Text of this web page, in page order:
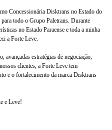
Concessionária Disktrans no Estado do
todo o Grupo Paletrans. Durante
no Estado Paraense e toda a minha
a Forte Leve.
avançadas estratégias de negociação,
clientes, a Forte Leve tem
e o fortalecimento da marca Disktrans
e Leve!